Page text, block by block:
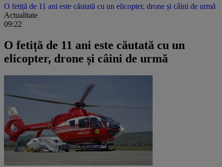
O fetiță de 11 ani este căutată cu un elicopter, drone și câini de urmă
Actualitate
09:22
O fetiță de 11 ani este căutată cu un
elicopter, drone și câini de urmă